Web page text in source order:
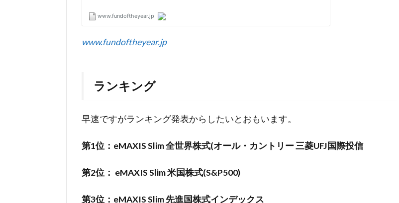
www.fundoftheyear.jp
ランキング
早速ですがランキング発表からしたいとおもいます。
第1位：eMAXIS Slim 全世界株式(オール・カントリー 三菱UFJ国際投信
第2位： eMAXIS Slim 米国株式(S&P500)
第3位：eMAXIS Slim 先進国株式インデックス